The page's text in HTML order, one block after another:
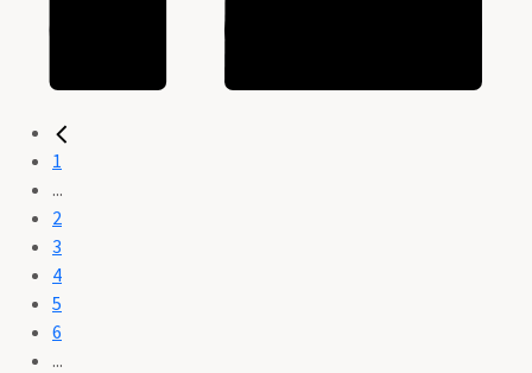
1
...
2
3
4
5
6
...